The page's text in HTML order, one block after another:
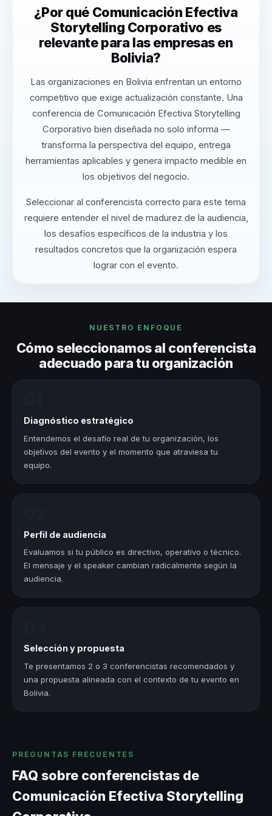
¿Por qué Comunicación Efectiva
Storytelling Corporativo es
relevante para las empresas en
Bolivia?
Las organizaciones en Bolivia enfrentan un entorno
competitivo que exige actualización constante. Una
conferencia de Comunicación Efectiva Storytelling
Corporativo bien diseñada no solo informa —
transforma la perspectiva del equipo, entrega
herramientas aplicables y genera impacto medible en
los objetivos del negocio.
Seleccionar al conferencista correcto para este tema
requiere entender el nivel de madurez de la audiencia,
los desafíos específicos de la industria y los
resultados concretos que la organización espera
lograr con el evento.
NUESTRO ENFOQUE
Cómo seleccionamos al conferencista
adecuado para tu organización
Diagnóstico estratégico
Entendemos el desafío real de tu organización, los
objetivos del evento y el momento que atraviesa tu
equipo.
Perfil de audiencia
Evaluamos si tu público es directivo, operativo o técnico.
El mensaje y el speaker cambian radicalmente según la
audiencia.
Selección y propuesta
Te presentamos 2 o 3 conferencistas recomendados y
una propuesta alineada con el contexto de tu evento en
Bolivia.
PREGUNTAS FRECUENTES
FAQ sobre conferencistas de
Comunicación Efectiva Storytelling